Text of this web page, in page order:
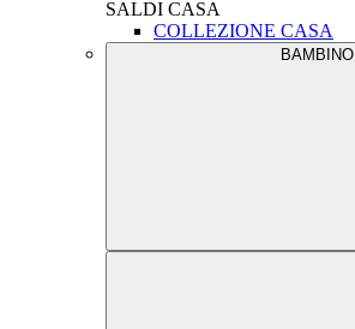
SALDI CASA
COLLEZIONE CASA
BAMBINO